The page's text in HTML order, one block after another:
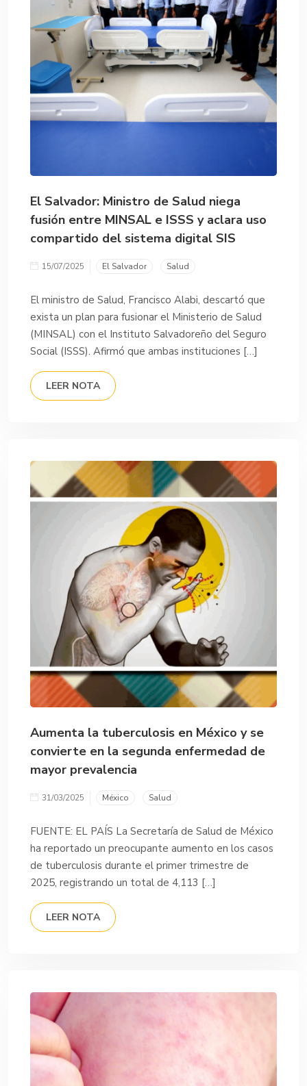
El Salvador: Ministro de Salud niega
fusión entre MINSAL e ISSS y aclara uso
compartido del sistema digital SIS
15/07/2025 El Salvador Salud
El ministro de Salud, Francisco Alabi, descartó que
exista un plan para fusionar el Ministerio de Salud
(MINSAL) con el Instituto Salvadoreño del Seguro
Social (ISSS). Afirmó que ambas instituciones […]
LEER NOTA
Aumenta la tuberculosis en México y se
convierte en la segunda enfermedad de
mayor prevalencia
31/03/2025 México Salud
FUENTE: EL PAÍS La Secretaría de Salud de México
ha reportado un preocupante aumento en los casos
de tuberculosis durante el primer trimestre de
2025, registrando un total de 4,113 […]
LEER NOTA